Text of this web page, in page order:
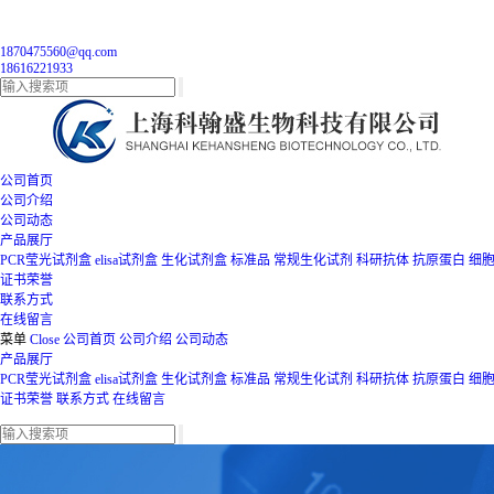
1870475560@qq.com
18616221933
公司首页
公司介绍
公司动态
产品展厅
PCR莹光试剂盒 elisa试剂盒 生化试剂盒 标准品 常规生化试剂 科研抗体 抗原蛋白 细胞
证书荣誉
联系方式
在线留言
菜单 Close 公司首页 公司介绍 公司动态
产品展厅
PCR莹光试剂盒 elisa试剂盒 生化试剂盒 标准品 常规生化试剂 科研抗体 抗原蛋白 细胞
证书荣誉 联系方式 在线留言